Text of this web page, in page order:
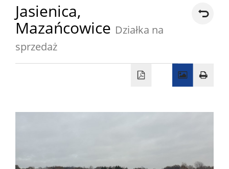
Zgłoś
Jasienica,
Mazańcowice Działka na
sprzedaż